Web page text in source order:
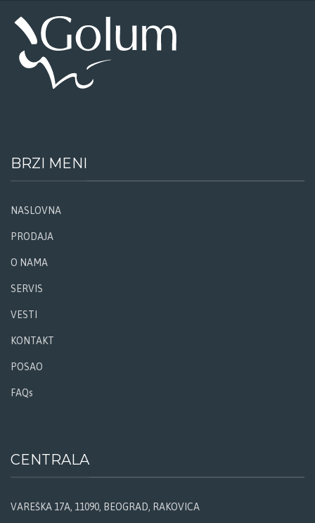
BRZI MENI
NASLOVNA
PRODAJA
O NAMA
SERVIS
VESTI
KONTAKT
POSAO
FAQs
CENTRALA
VAREŠKA 17A, 11090, BEOGRAD, RAKOVICA